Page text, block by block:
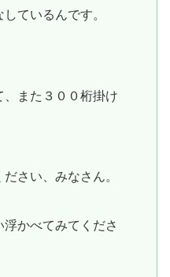
ているんです。
、また３００桁掛け
さい、みなさん。
かべてみてくださ